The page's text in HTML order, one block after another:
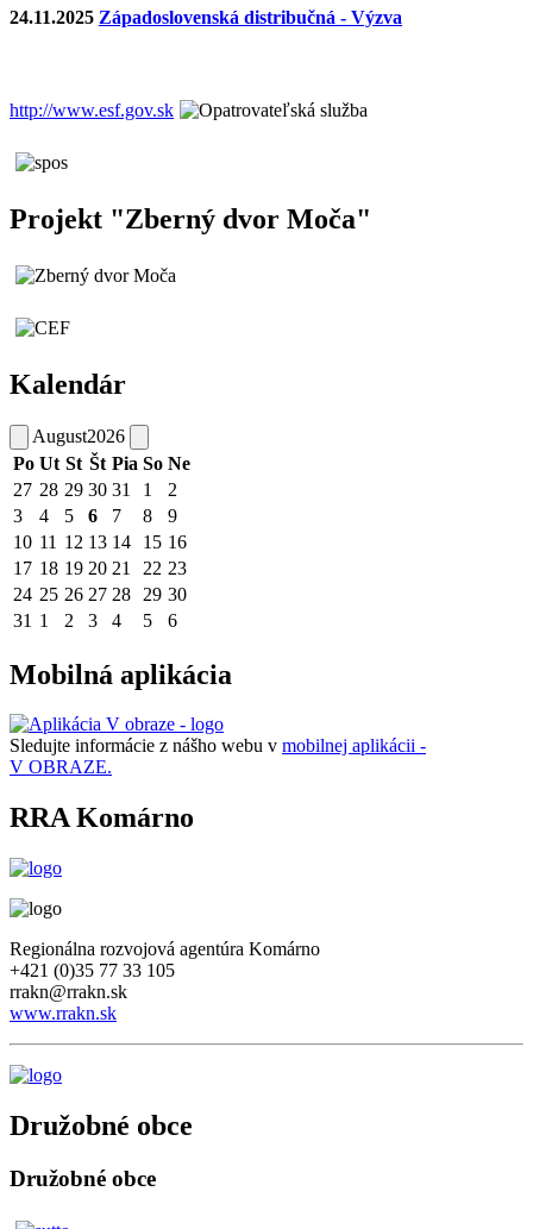
24.11.2025 Západoslovenská distribučná - Výzva
http://www.esf.gov.sk
Projekt "Zberný dvor Moča"
Kalendár
August2026
Po Ut St Št Pia So Ne
27 28 29 30 31 1
2
3
4 5 6 7 8
9
10 11 12 13 14 15 16
17 18 19 20 21 22 23
24 25 26 27 28 29 30
31 1 2 3 4 5 6
Mobilná aplikácia
Sledujte informácie z nášho webu v mobilnej aplikácii -
V OBRAZE.
RRA Komárno
Regionálna rozvojová agentúra Komárno
+421 (0)35 77 33 105
rrakn@rrakn.sk
www.rrakn.sk
Družobné obce
Družobné obce